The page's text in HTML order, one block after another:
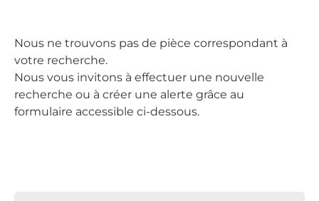
Nous ne trouvons pas de pièce correspondant à
votre recherche.
Nous vous invitons à effectuer une nouvelle
recherche ou à créer une alerte grâce au
formulaire accessible ci-dessous.